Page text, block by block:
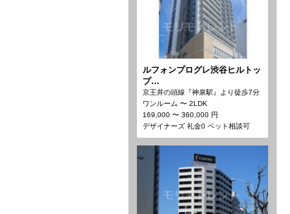
ルフォンプログレ渋谷ヒルトッ
プ…
京王井の頭線『神泉駅』より徒歩7分
ワンルーム 〜 2LDK
169,000 〜 360,000 円
デザイナーズ 礼金0 ペット相談可